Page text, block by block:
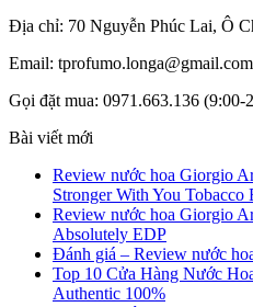
Địa chỉ: 70 Nguyễn Phúc Lai, Ô
Email: tprofumo.longa@gmail.com
Gọi đặt mua: 0971.663.136 (9:00-
Bài viết mới
Review nước hoa Giorgio
Stronger With You Tobacco
Review nước hoa Giorgio
Absolutely EDP
Đánh giá – Review nước
Top 10 Cửa Hàng Nước
Authentic 100%